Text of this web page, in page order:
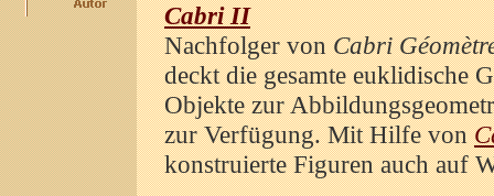
Cabri II
Nachfolger vonCabri
deckt die gesamte euklidische
Objekte zur
zur Verfügung. Mit Hilfe von
konstruierte Figuren auch auf